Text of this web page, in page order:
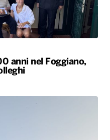
anni nel Foggiano,